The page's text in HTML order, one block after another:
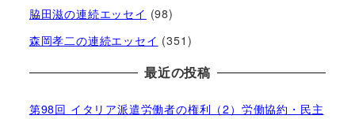
脇田滋の連続エッセイ (98)
森岡孝二の連続エッセイ (351)
最近の投稿
第98回 イタリア派遣労働者の権利（2）労働協約・民主